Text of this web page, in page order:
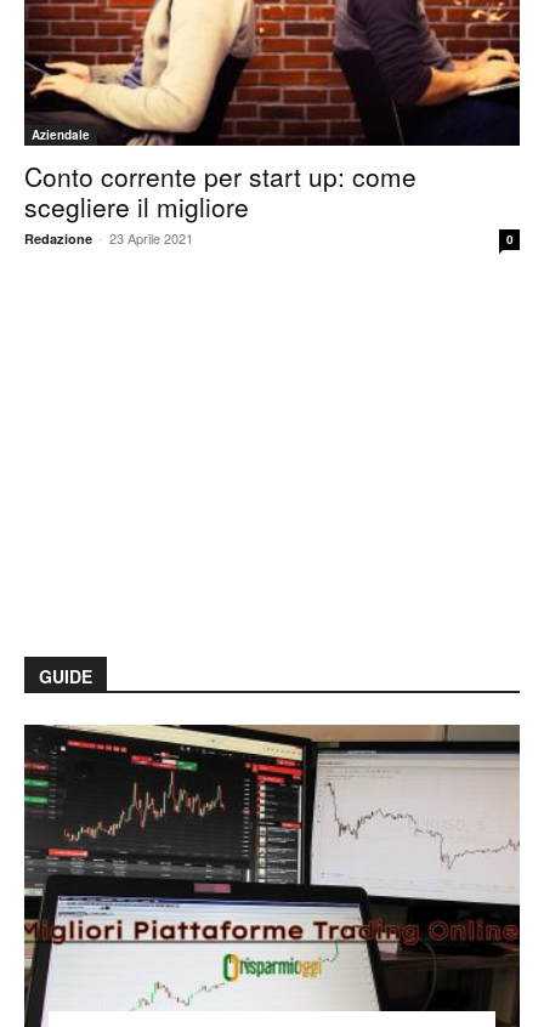
Aziendale
Conto corrente per start up: come
scegliere il migliore
Redazione - 23 Aprile 2021 0
GUIDE